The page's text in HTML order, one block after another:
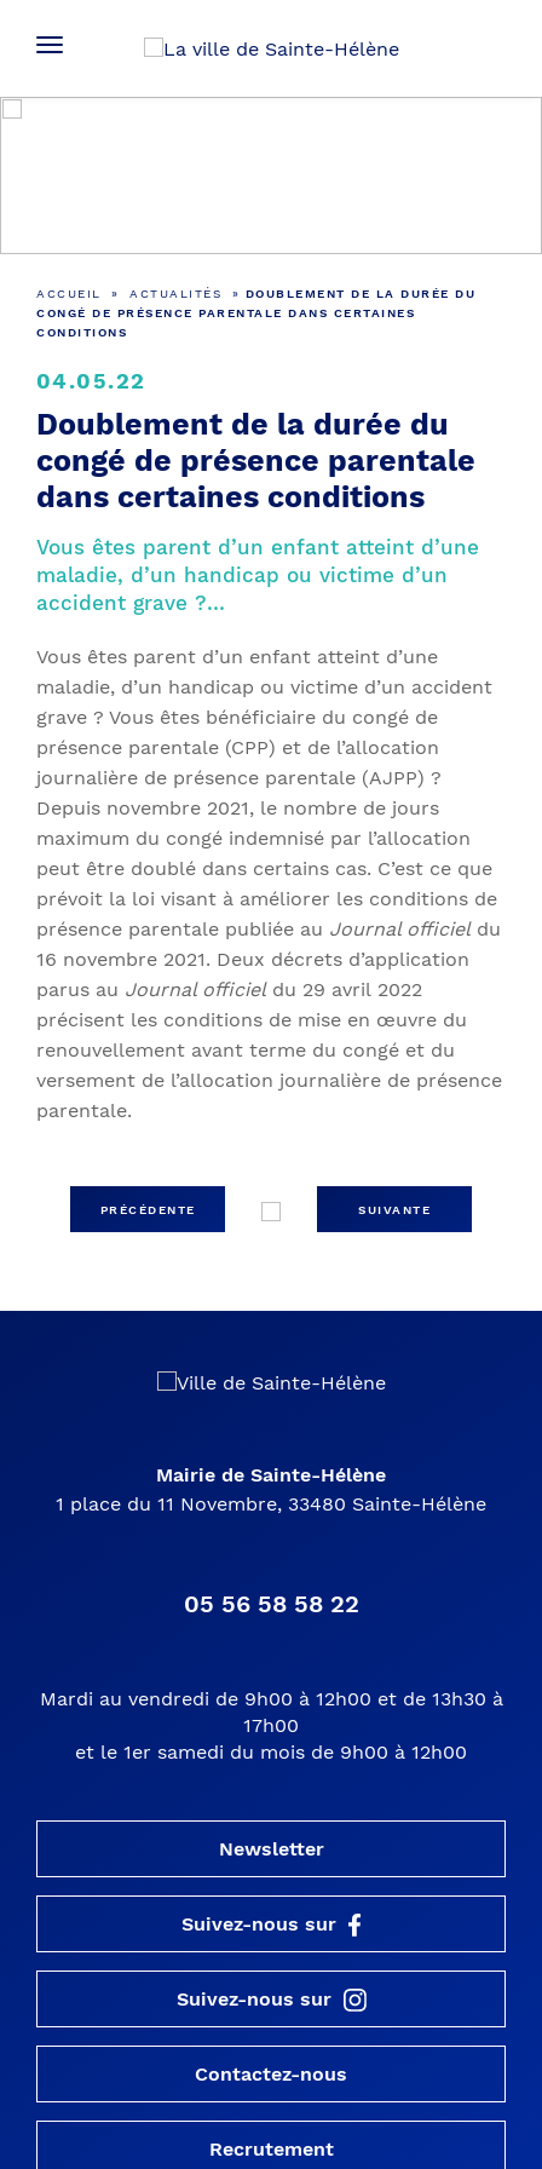
ACCUEIL » ACTUALITÉS » DOUBLEMENT DE LA DURÉE DU
CONGÉ DE PRÉSENCE PARENTALE DANS CERTAINES
CONDITIONS
04.05.22
Doublement de la durée du
congé de présence parentale
dans certaines conditions
Vous êtes parent d’un enfant atteint d’une
maladie, d’un handicap ou victime d’un
accident grave ?…
Vous êtes parent d’un enfant atteint d’une
maladie, d’un handicap ou victime d’un accident
grave ? Vous êtes bénéficiaire du congé de
présence parentale (CPP) et de l’allocation
journalière de présence parentale (AJPP) ?
Depuis novembre 2021, le nombre de jours
maximum du congé indemnisé par l’allocation
peut être doublé dans certains cas. C’est ce que
prévoit la loi visant à améliorer les conditions de
présence parentale publiée au Journal officieldu
16 novembre 2021. Deux décrets d’application
parus au Journal officieldu 29 avril 2022
précisent les conditions de mise en œuvre du
renouvellement avant terme du congé et du
versement de l’allocation journalière de présence
parentale.
PRÉCÉDENTE SUIVANTE
Mairie de Sainte-Hélène
1 place du 11 Novembre, 33480 Sainte-Hélène
05 56 58 58 22
Mardi au vendredi de 9h00 à 12h00 et de 13h30 à
17h00
et le 1er samedi du mois de 9h00 à 12h00
Newsletter
Suivez-nous sur
Suivez-nous sur
Contactez-nous
Recrutement